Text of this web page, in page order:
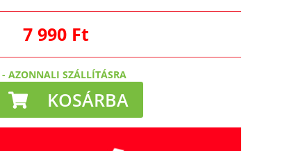
7 990 Ft
-AZONNALI SZÁLLÍTÁSRA
KOSÁRBA